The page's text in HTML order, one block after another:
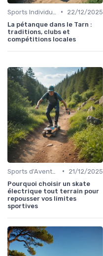
•
22/12/2025
La pétanque dans le Tarn :
traditions, clubs et
compétitions locales
•
21/12/2025
Pourquoi choisir un skate
électrique tout terrain pour
repousser vos limites
sportives